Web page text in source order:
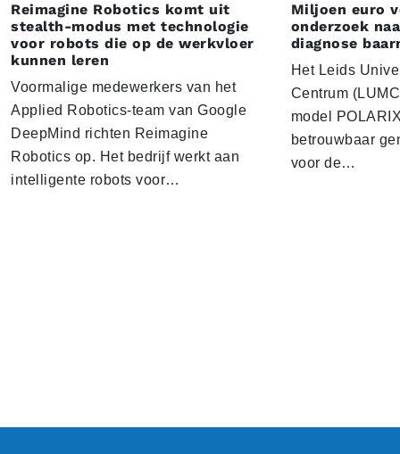
Reimagine Robotics komt uit
stealth-modus met technologie
voor robots die op de werkvloer
kunnen leren
Voormalige medewerkers van het
Applied Robotics-team van Google
DeepMind richten Reimagine
Robotics op. Het bedrijf werkt aan
intelligente robots voor…
Miljoen euro
onderzoek
diagnose
Het Leids
Centrum
model
betrouwbaar
voor de…